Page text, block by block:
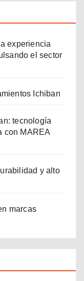
experiencia
el sector
Ichiban
tecnología
con MAREA
y alto
marcas